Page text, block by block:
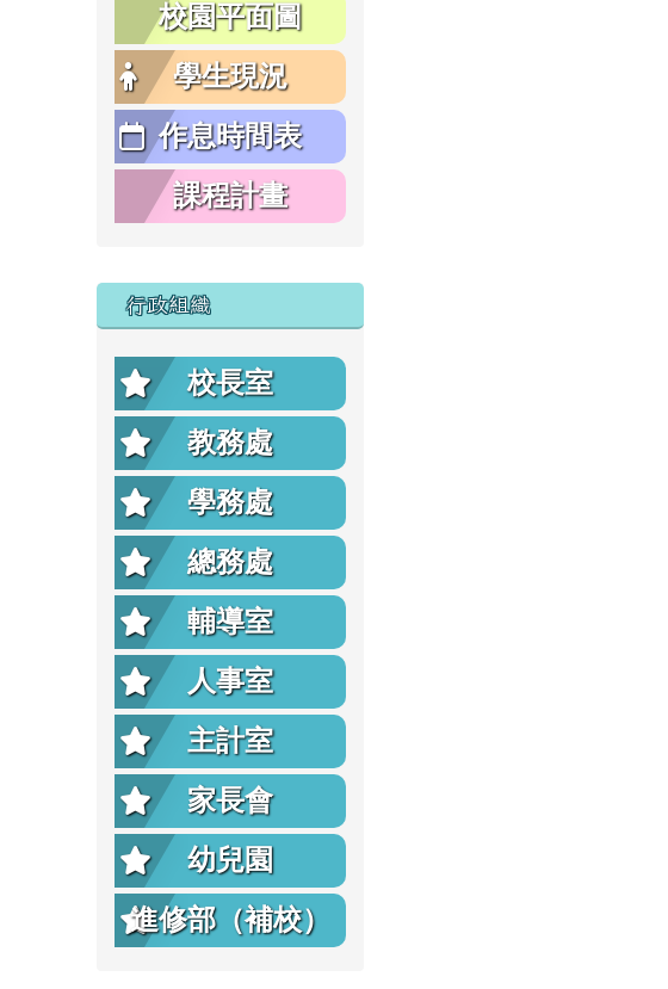
校園平面圖
學生現況
作息時間表
課程計畫
行政組織
校長室
教務處
學務處
總務處
輔導室
人事室
主計室
家長會
幼兒園
進修部（補校）